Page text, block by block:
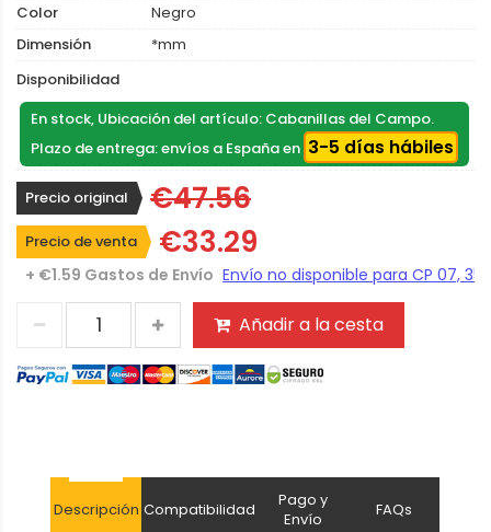
Color
Negro
Dimensión
*mm
Disponibilidad
En stock, Ubicación del artículo: Cabanillas del Campo.
Plazo de entrega: envíos a España en 3-5 días hábiles
Precio original €47.56
Precio de venta €33.29
+ €1.59 Gastos de Envío
Añadir a la cesta
Descripción Compatibilidad
Pago y
Envío
FAQs